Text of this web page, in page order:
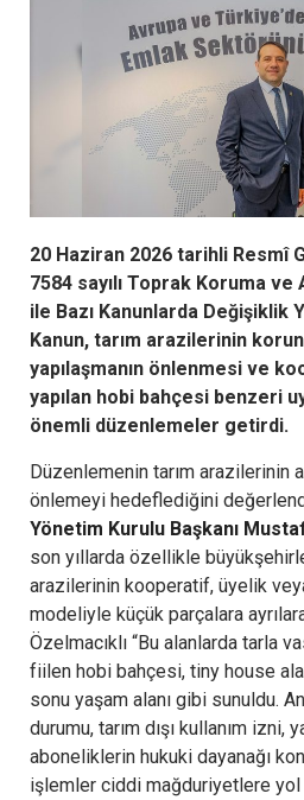
20 Haziran 2026 tarihli Resmî
7584 sayılı Toprak Koruma ve
ile Bazı Kanunlarda Değişiklik
Kanun, tarım arazilerinin
yapılaşmanın önlenmesi ve
yapılan hobi bahçesi benzeri
önemli düzenlemeler getirdi.
Düzenlemenin tarım arazilerinin
önlemeyi hedeflediğini
Yönetim Kurulu Başkanı
son yıllarda özellikle
arazilerinin kooperatif, üyelik
modeliyle küçük parçalara
Özelmacıklı “Bu alanlarda tarla
fiilen hobi bahçesi, tiny house
sonu yaşam alanı gibi sunuldu.
durumu, tarım dışı kullanım izni,
aboneliklerin hukuki dayanağı
işlemler ciddi mağduriyetlere yol